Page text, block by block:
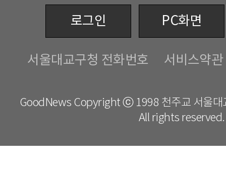
로그인 PC화면
서울대교구청 전화번호 서비스약관
GoodNews Copyright ⓒ 1998 천주교 서울대
All rights reserved.